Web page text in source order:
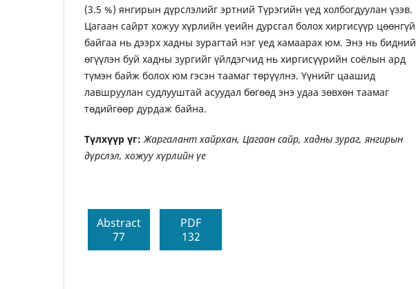
(3.5 %) янгирын дүрслэлийг эртний Түрэгийн үед холбогдуулан үзэв.
Цагаан сайрт хожуу хүрлийн үеийн дурсгал болох хиргисүүр цөөнгүй
байгаа нь дээрх хадны зурагтай нэг үед хамаарах юм. Энэ нь бидний
өгүүлэн буй хадны зургийг үйлдэгчид нь хиргисүүрийн соёлын ард
түмэн байж болох юм гэсэн таамаг төрүүлнэ. Үүнийг цаашид
лавшруулан судлууштай асуудал бөгөөд энэ удаа зөвхөн таамаг
төдийгөөр дурдаж байна.
Түлхүүр үг: Жаргалант хайрхан, Цагаан сайр, хадны зураг, янгирын
дүрслэл, хожуу хүрлийн үе
Abstract
77
PDF
132